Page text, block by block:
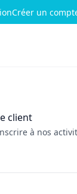
Créer un
client
à nos